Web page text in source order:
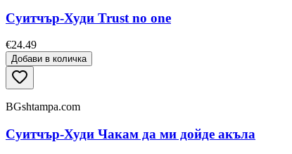
Суитчър-Худи Trust no one
€24.49
Добави в количка
BGshtampa.com
Суитчър-Худи Чакам да ми дойде акъла